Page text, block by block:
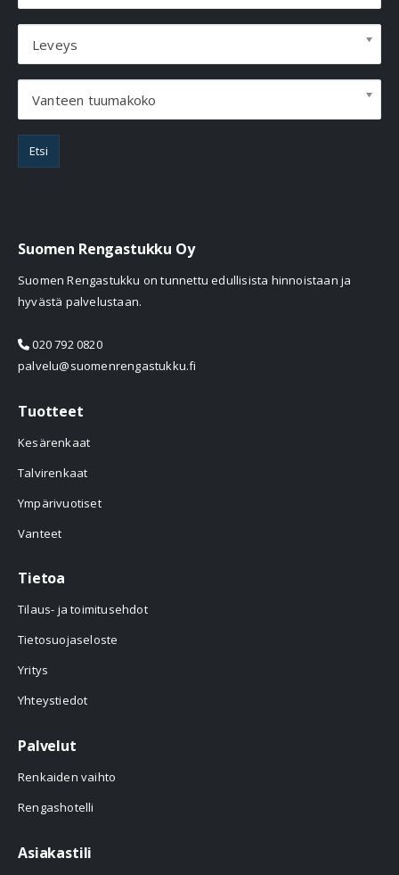
Leveys
Vanteen tuumakoko
Etsi
Suomen Rengastukku Oy
Suomen Rengastukku on tunnettu edullisista hinnoistaan ja
hyvästä palvelustaan.
020 792 0820
palvelu@suomenrengastukku.fi
Tuotteet
Kesärenkaat
Talvirenkaat
Ympärivuotiset
Vanteet
Tietoa
Tilaus- ja toimitusehdot
Tietosuojaseloste
Yritys
Yhteystiedot
Palvelut
Renkaiden vaihto
Rengashotelli
Asiakastili